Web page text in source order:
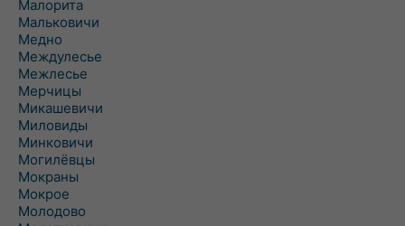
Малорита
Мальковичи
Медно
Междулесье
Межлесье
Мерчицы
Микашевичи
Миловиды
Минковичи
Могилёвцы
Мокраны
Мокрое
Молодово